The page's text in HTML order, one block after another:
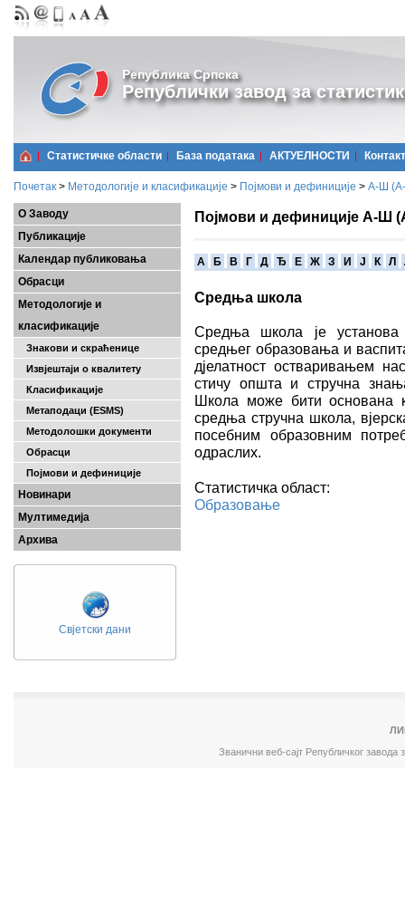
Република Српска
Републички завод за
Статистичке области Базa података АКТУЕЛНОСТИ Контакт
Почетак > Методологије и класификације > Појмови и дефиниције > А-Ш
О Заводу
Публикације
Календар публиковања
Обрасци
Методологије и
класификације
Знакови и скраћенице
Извјештаји о квалитету
Класификације
Метаподаци (ESMS)
Методолошки документи
Обрасци
Појмови и дефиниције
Новинари
Мултимедија
Архива
Свјетски дани
Појмови и дефиниције А-Ш
A Б В Г Д Ђ Е Ж З И Ј К Л
Средња школа
Средња школа је
средњег образовања и
дјелатност остваривањем
стичу општа и стручна
Школа може бити основана
средња стручна школа,
посебним образовним
одраслих.
Статистичка област:
Образовање
Званични веб-сајт Републичког